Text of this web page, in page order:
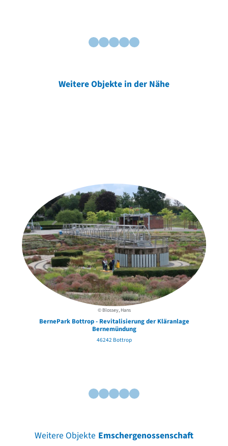
Weitere Objekte in der Nähe
© Blossey, Hans
BernePark Bottrop - Revitalisierung der Kläranlage
Bernemündung
46242 Bottrop
Weitere Objekte Emschergenossenschaft